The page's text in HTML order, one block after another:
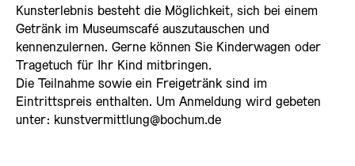
Kunsterlebnis besteht die Möglichkeit, sich bei einem
Getränk im Museumscafé auszutauschen und
kennenzulernen. Gerne können Sie Kinderwagen oder
Tragetuch für Ihr Kind mitbringen.
Die Teilnahme sowie ein Freigetränk sind im
Eintrittspreis enthalten. Um Anmeldung wird gebeten
unter: kunstvermittlung@bochum.de